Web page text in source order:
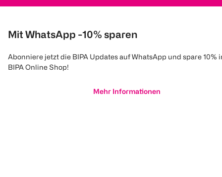
Mit WhatsApp -10% sparen
Abonniere jetzt die BIPA Updates auf WhatsApp und spare 10%
BIPA Online Shop!
Mehr Informationen